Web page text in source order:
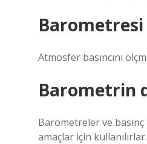
Barometresi
Atmosfer basıncını
Barometrin
Barometreler ve
amaçlar için